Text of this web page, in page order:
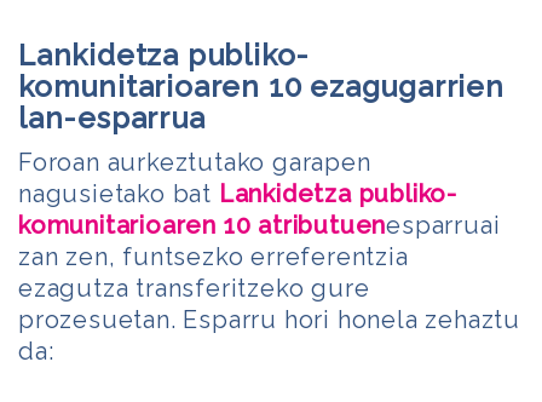
Lankidetza publiko-
komunitarioaren 10 ezagugarrien
lan-esparrua
Foroan aurkeztutako garapen
nagusietako bat Lankidetza publiko-
komunitarioaren 10 atributuenesparruai
zan zen, funtsezko erreferentzia
ezagutza transferitzeko gure
prozesuetan. Esparru hori honela zehaztu
da: